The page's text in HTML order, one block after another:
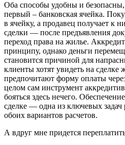
Оба способы удобны и безопасны,
первый – банковская ячейка.
в ячейку, а продавец получает к
сделки — после предъявления
переход права на жилье.
принципу, однако деньги
становится причиной для
клиенты хотят увидеть на
предпочитают форму оплаты
целом сам инструмент
бояться здесь нечего.
сделке — одна из ключевых задач
обоих вариантов расчетов.
А вдруг мне придется